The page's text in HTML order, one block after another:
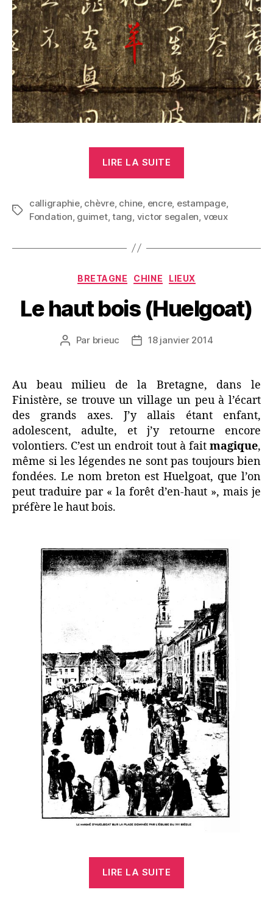
LIRE LA SUITE
chèvre »
Étiquettes
calligraphie, chèvre, chine, encre, estampage,
Fondation, guimet,tang, victor segalen, vœux
Catégories
BRETAGNE CHINE LIEUX
Le haut bois (Huelgoat)
Auteur
Par brieuc
Date18 janvier 2014
Au beau milieu de la Bretagne, dans le
Finistère, se trouve un village un peu à l’écart
des grands axes. J’y allais étant enfant,
adolescent, adulte, et j’y retourne encore
volontiers. C’est un endroit tout à fait magique,
même si les légendes ne sont pas toujours bien
fondées. Le nom breton est Huelgoat, que l’on
peut traduire par « la forêt d’en-haut », mais je
préfère le haut bois.
LIRE LA SUITE